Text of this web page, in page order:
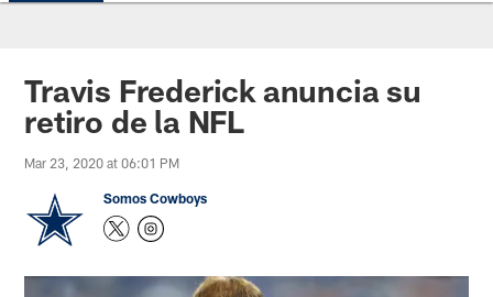
Travis Frederick anuncia su
retiro de la NFL
Mar 23, 2020 at 06:01 PM
Somos Cowboys